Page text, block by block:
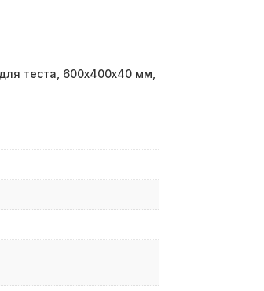
теста, 600х400х40 мм,